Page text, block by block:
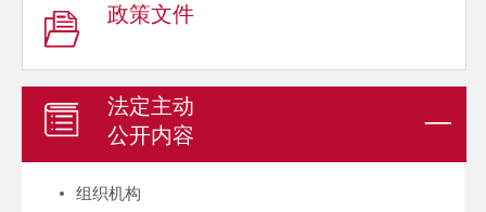
政策文件
法定主动
公开内容
组织机构